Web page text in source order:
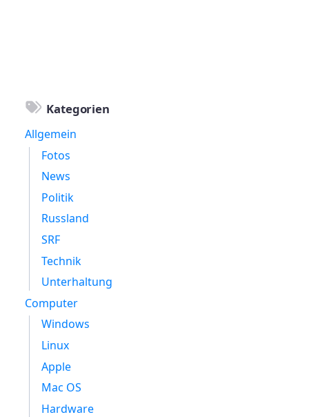
Kategorien
Allgemein
Fotos
News
Politik
Russland
SRF
Technik
Unterhaltung
Computer
Windows
Linux
Apple
Mac OS
Hardware